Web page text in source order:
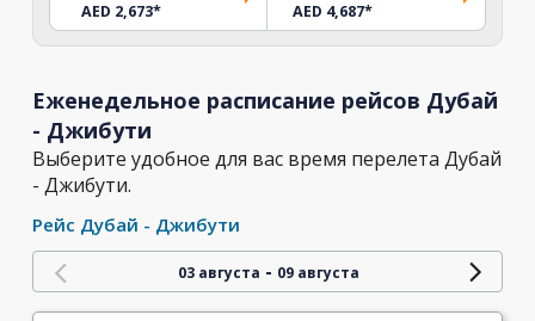
AED 2,673*
AED 4,687*
Еженедельное расписание рейсов Дубай
- Джибути
Выберите удобное для вас время перелета Дубай
- Джибути.
Рейс Дубай - Джибути
03 августа - 09 августа